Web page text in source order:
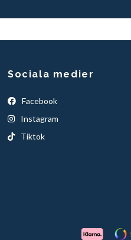
Sociala medier
Facebook
Instagram
Tiktok